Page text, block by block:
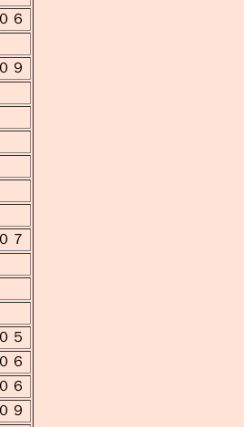
０６
０９
０７
０５
０６
０６
０９